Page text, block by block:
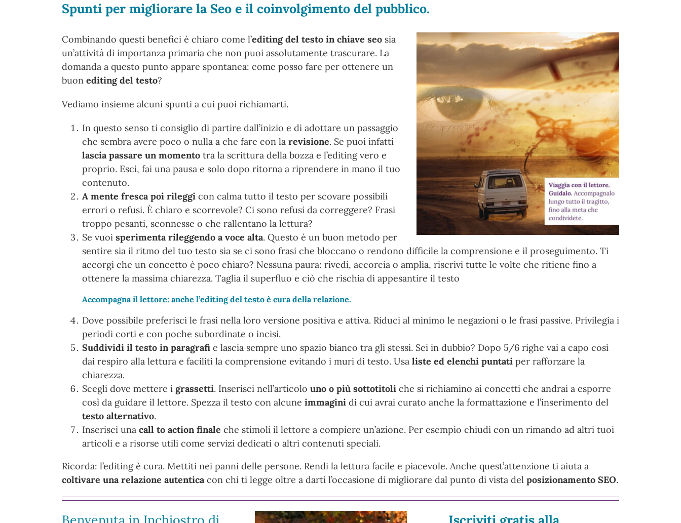
Spunti per migliorare la Seo e il coinvolgimento del pubblico.
Combinando questi benefici è chiaro come l’editing del testo in chiave seo sia
un’attività di importanza primaria che non puoi assolutamente trascurare. La
domanda a questo punto appare spontanea: come posso fare per ottenere un
buon editing del testo?
Vediamo insieme alcuni spunti a cui puoi richiamarti.
In questo senso ti consiglio di partire dall’inizio e di adottare un passaggio
che sembra avere poco o nulla a che fare con la revisione. Se puoi infatti
lascia passare un momento tra la scrittura della bozza e l’editing vero e
proprio. Esci, fai una pausa e solo dopo ritorna a riprendere in mano il tuo
contenuto.
A mente fresca poi rileggi con calma tutto il testo per scovare possibili
errori o refusi. È chiaro e scorrevole? Ci sono refusi da correggere? Frasi
troppo pesanti, sconnesse o che rallentano la lettura?
Se vuoi sperimenta rileggendo a voce alta. Questo è un buon metodo per
sentire sia il ritmo del tuo testo sia se ci sono frasi che bloccano o rendono difficile la comprensione e il proseguimento. Ti
accorgi che un concetto è poco chiaro? Nessuna paura: rivedi, accorcia o amplia, riscrivi tutte le volte che ritiene fino a
ottenere la massima chiarezza. Taglia il superfluo e ciò che rischia di appesantire il testo
Accompagna il lettore: anche l’editing del testo è cura della relazione.
Dove possibile preferisci le frasi nella loro versione positiva e attiva. Riduci al minimo le negazioni o le frasi passive. Privilegia i
periodi corti e con poche subordinate o incisi.
Suddividi il testo in paragrafi e lascia sempre uno spazio bianco tra gli stessi. Sei in dubbio? Dopo 5/6 righe vai a capo così
dai respiro alla lettura e faciliti la comprensione evitando i muri di testo. Usa liste ed elenchi puntati per rafforzare la
chiarezza.
Scegli dove mettere i grassetti. Inserisci nell’articolo uno o più sottotitoli che si richiamino ai concetti che andrai a esporre
così da guidare il lettore. Spezza il testo con alcune immagini di cui avrai curato anche la formattazione e l’inserimento del
testo alternativo.
Inserisci una call to action finale che stimoli il lettore a compiere un’azione. Per esempio chiudi con un rimando ad altri tuoi
articoli e a risorse utili come servizi dedicati o altri contenuti speciali.
Ricorda: l’editing è cura. Mettiti nei panni delle persone. Rendi la lettura facile e piacevole. Anche quest’attenzione ti aiuta a
coltivare una relazione autenticacon chi ti legge oltre a darti l’occasione di migliorare dal punto di vista del posizionamento SEO.